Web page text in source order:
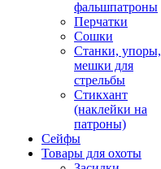
фальшпатроны
Перчатки
Сошки
Станки, упоры,
мешки для
стрельбы
Стикхант
(наклейки на
патроны)
Сейфы
Товары для охоты